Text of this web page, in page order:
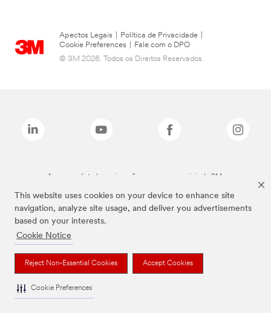
This website uses cookies on your device to enhance site
navigation, analyze site usage, and deliver you advertisements
based on your interests.
Cookie Notice
Reject Non-Essential Cookies Accept Cookies
Cookie Preferences
Apectos Legais Política de Privacidade
Cookie Preferences
Fale com o DPO
© 3M 2026. Todos os Direitos Reservados.
As marcas listadas a cima são marcas comerciais da 3M.